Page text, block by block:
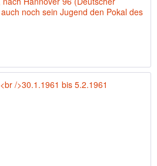
noch sein Jugend den Pokal des